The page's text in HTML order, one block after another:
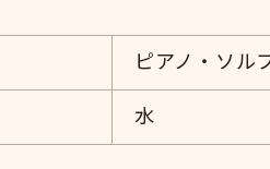
ピアノ・ソル
水